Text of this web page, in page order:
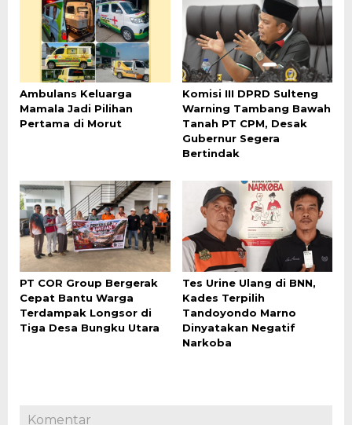
Ambulans Keluarga
Mamala Jadi Pilihan
Pertama di Morut
Komisi III DPRD Sulteng
Warning Tambang Bawah
Tanah PT CPM, Desak
Gubernur Segera
Bertindak
PT COR Group Bergerak
Cepat Bantu Warga
Terdampak Longsor di
Tiga Desa Bungku Utara
Tes Urine Ulang di BNN,
Kades Terpilih
Tandoyondo Marno
Dinyatakan Negatif
Narkoba
Komentar